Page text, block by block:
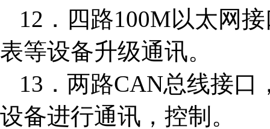
12．四路100M以太网
表等设备升级通讯。
13．两路CAN总线接口
设备进行通讯，控制。